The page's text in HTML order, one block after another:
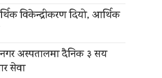
विकेन्द्रीकरण दियो, आर्थिक
अस्पतालमा दैनिक ३ सय
सेवा